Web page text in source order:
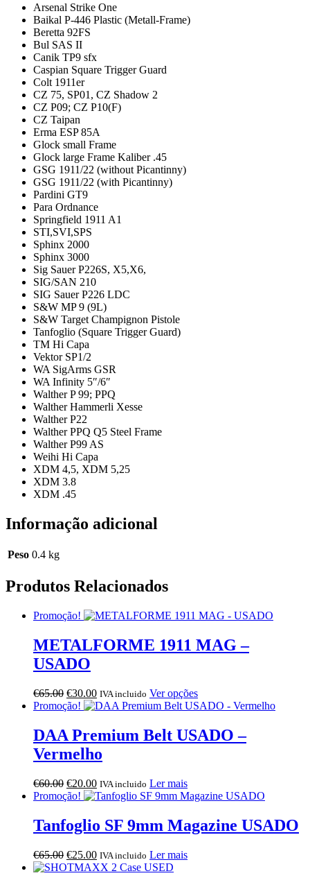
Arsenal Strike One
Baikal P-446 Plastic (Metall-Frame)
Beretta 92FS
Bul SAS II
Canik TP9 sfx
Caspian Square Trigger Guard
Colt 1911er
CZ 75, SP01, CZ Shadow 2
CZ P09; CZ P10(F)
CZ Taipan
Erma ESP 85A
Glock small Frame
Glock large Frame Kaliber .45
GSG 1911/22 (without Picantinny)
GSG 1911/22 (with Picantinny)
Pardini GT9
Para Ordnance
Springfield 1911 A1
STI,SVI,SPS
Sphinx 2000
Sphinx 3000
Sig Sauer P226S, X5,X6,
SIG/SAN 210
SIG Sauer P226 LDC
S&W MP 9 (9L)
S&W Target Champignon Pistole
Tanfoglio (Square Trigger Guard)
TM Hi Capa
Vektor SP1/2
WA SigArms GSR
WA Infinity 5″/6″
Walther P 99; PPQ
Walther Hammerli Xesse
Walther P22
Walther PPQ Q5 Steel Frame
Walther P99 AS
Weihi Hi Capa
XDM 4,5, XDM 5,25
XDM 3.8
XDM .45
Informação adicional
Peso 0.4 kg
Produtos Relacionados
Promoção!
METALFORME 1911 MAG –
USADO
€65.00 O
preço
era:
€65.00.
€30.00O
preço
€30.00.
IVA incluido Ver opçõesThis
product
multiple
variants.
be
chosen
the
Promoção!
DAA Premium Belt USADO –
Vermelho
€60.00 O
preço
era:
€60.00.
€20.00O
preço
€20.00.
IVA incluido Ler mais
Promoção!
Tanfoglio SF 9mm Magazine USADO
€65.00 O
preço
€25.00O
preço
IVA incluido Ler mais